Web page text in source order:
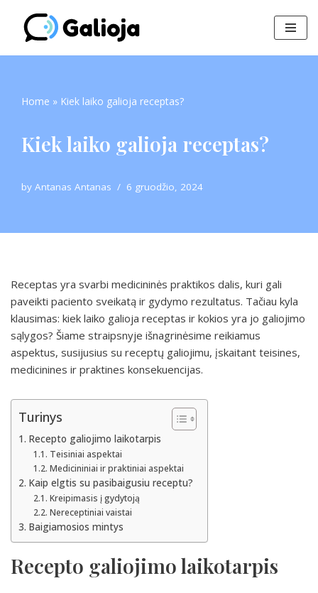
Skip
to
Home » Kiek laiko galioja receptas?
Kiek laiko galioja receptas?
by Antanas Antanas 6 gruodžio, 2024
Receptas yra svarbi medicininės praktikos dalis, kuri gali
paveikti paciento sveikatą ir gydymo rezultatus. Tačiau kyla
klausimas: kiek laiko galioja receptas ir kokios yra jo galiojimo
sąlygos? Šiame straipsnyje išnagrinėsime reikiamus
aspektus, susijusius su receptų galiojimu, įskaitant teisines,
medicinines ir praktines konsekuencijas.
Turinys
Recepto galiojimo laikotarpis
Teisiniai aspektai
Medicininiai ir praktiniai aspektai
Kaip elgtis su pasibaigusiu receptu?
Kreipimasis į gydytoją
Nereceptiniai vaistai
Baigiamosios mintys
Recepto galiojimo laikotarpis